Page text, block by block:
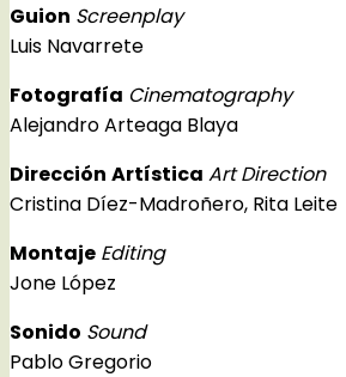
Guion Screenplay
Luis Navarrete
Fotografía Cinematography
Alejandro Arteaga Blaya
Dirección Artística Art Direction
Cristina Díez-Madroñero, Rita Leite
Montaje Editing
Jone López
Sonido Sound
Pablo Gregorio